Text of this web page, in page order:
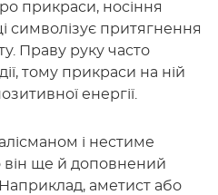
прикраси, носіння
символізує притягнення
Праву руку часто
тому прикраси на ній
енергії.
і нестиме
він ще й доповнений
аметист або